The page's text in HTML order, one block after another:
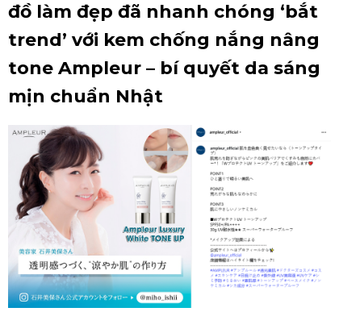
đồ làm đẹp đã nhanh chóng ‘bắt
trend’ với kem chống nắng nâng
tone Ampleur – bí quyết da sáng
mịn chuẩn Nhật